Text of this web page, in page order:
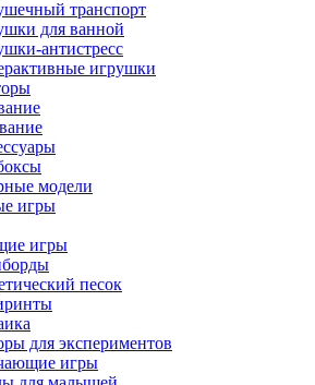
транспорт
для ванной
антистресс
игрушки
модели
игры
игры
песок
для экспериментов
игры